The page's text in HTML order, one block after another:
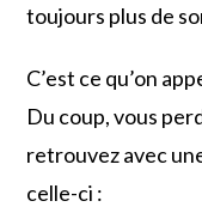
toujours plus de
C’est ce qu’on
Du coup, vous
retrouvez avec
celle-ci :